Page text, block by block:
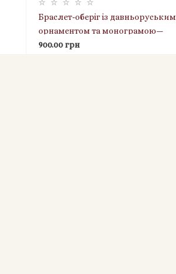
Браслет-оберіг із давньоруським
орнаментом та монограмою—
натуральна шкіра, освячений
900.00 грн